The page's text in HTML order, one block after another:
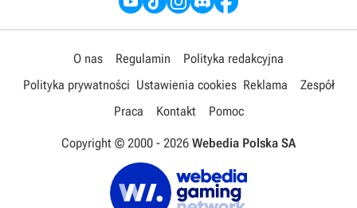
O nas Regulamin
Polityka redakcyjna
Polityka prywatności Ustawienia cookies Reklama
Zespół
Praca
Kontakt Pomoc
Copyright © 2000 - 2026 Webedia Polska SA